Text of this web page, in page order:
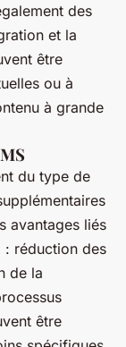
des
et la
être
ou à
à grande
du type de
avantages liés
: réduction des
de la
être